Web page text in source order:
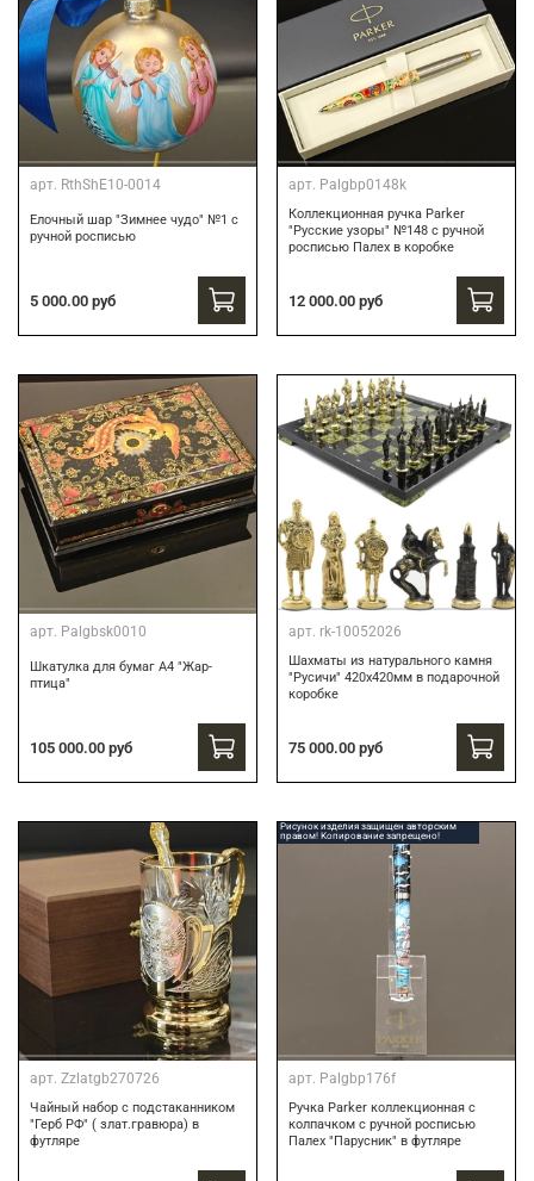
арт. RthShE10-0014
Елочный шар "Зимнее чудо" №1 с
ручной росписью
5 000.00 руб
арт. Palgbp0148k
Коллекционная ручка Parker
"Русские узоры" №148 с ручной
росписью Палех в коробке
12 000.00 руб
арт. Palgbsk0010
Шкатулка для бумаг А4 "Жар-
птица"
105 000.00 руб
арт. rk-10052026
Шахматы из натурального камня
"Русичи" 420х420мм в подарочной
коробке
75 000.00 руб
арт. Zzlatgb270726
Чайный набор с подстаканником
"Герб РФ" ( злат.гравюра) в
футляре
Рисунок изделия защищен авторским
правом! Копирование запрещено!
арт. Palgbp176f
Ручка Parker коллекционная с
колпачком с ручной росписью
Палех "Парусник" в футляре